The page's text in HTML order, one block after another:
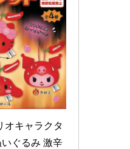
オキャラクタ
ぐるみ 激辛